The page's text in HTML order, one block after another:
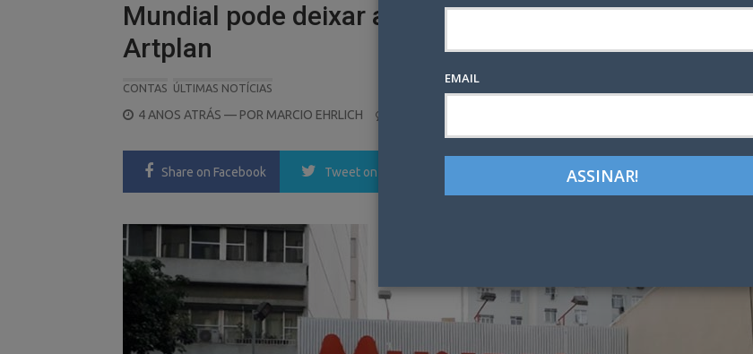
Mundial pode deixar a 3AW e entregar a conta para a
Artplan
CONTAS ÚLTIMAS NOTÍCIAS
POSTED
4 ANOS ATRÁS — POR MARCIO EHRLICH
Share on Facebook Tweet on Twitter LinkedIn Pinterest
EMAIL